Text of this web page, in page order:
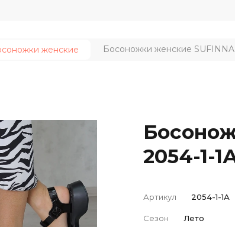
женские Босоножки женские SUFINNA
2054-1-
Артикул 2054-1-1А
Сезон Лето